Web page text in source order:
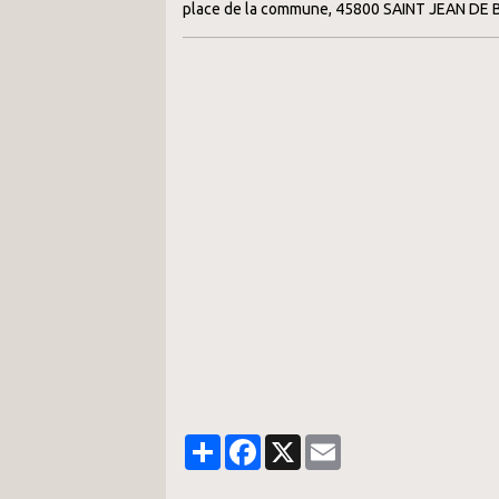
place de la commune, 45800 SAINT JEAN DE
PartagerFacebook
X